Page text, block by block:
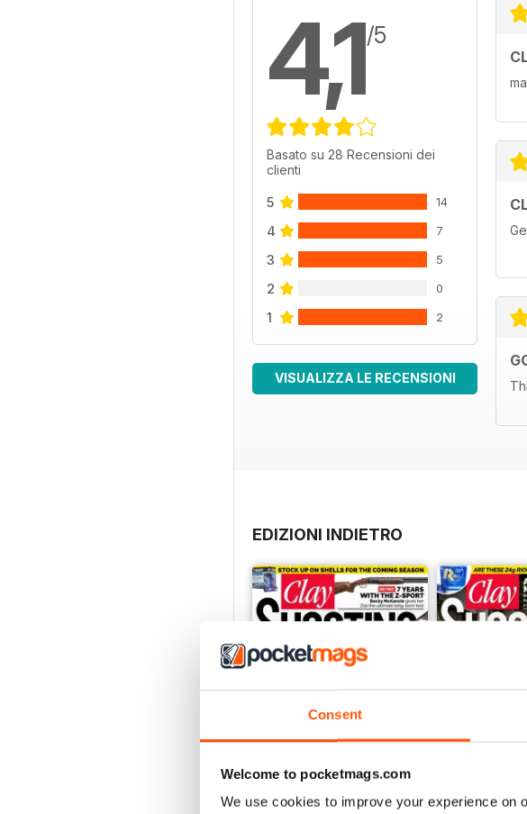
Consent
Welcome to pocketmags.com
We use cookies to improve your experience on
4,1/5
Basato su 28 Recensioni dei
clienti
5 14
4 7
3 5
2 0
1 2
VISUALIZZA LE RECENSIONI
EDIZIONI INDIETRO